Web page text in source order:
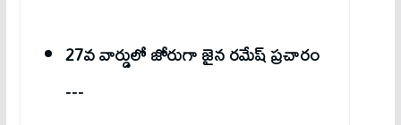
27వ వార్డులో జోరుగా జైన రమేష్ ప్రచారం
…